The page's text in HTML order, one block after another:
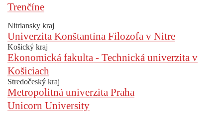
Trenčíne
Nitriansky kraj
Univerzita Konštantína Filozofa v Nitre
Košický kraj
Ekonomická fakulta - Technická univerzita v
Košiciach
Stredočeský kraj
Metropolitná univerzita Praha
Unicorn University